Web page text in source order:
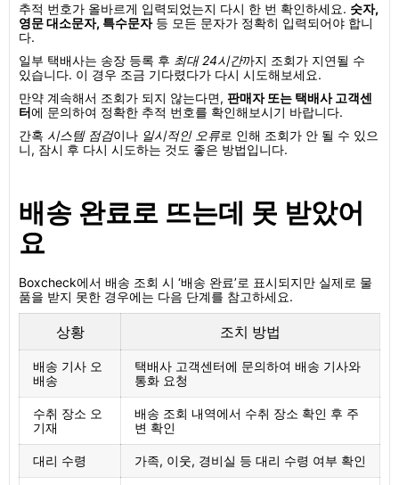
추적 번호가 올바르게 입력되었는지 다시 한 번 확인하세요. 숫자,
영문 대소문자, 특수문자등 모든 문자가 정확히 입력되어야 합니
다.
일부 택배사는 송장 등록 후 최대 24시간까지 조회가 지연될 수
있습니다. 이 경우 조금 기다렸다가 다시 시도해보세요.
만약 계속해서 조회가 되지 않는다면, 판매자 또는 택배사 고객센
터에 문의하여 정확한 추적 번호를 확인해보시기 바랍니다.
간혹 시스템 점검이나 일시적인 오류로 인해 조회가 안 될 수 있으
니, 잠시 후 다시 시도하는 것도 좋은 방법입니다.
배송 완료로 뜨는데 못 받았어
요
Boxcheck에서 배송 조회 시 ‘배송 완료’로 표시되지만 실제로 물
품을 받지 못한 경우에는 다음 단계를 참고하세요.
상황 조치 방법
배송 기사 오
배송
택배사 고객센터에 문의하여 배송 기사와
통화 요청
수취 장소 오
기재
배송 조회 내역에서 수취 장소 확인 후 주
변 확인
대리 수령 가족, 이웃, 경비실 등 대리 수령 여부 확인